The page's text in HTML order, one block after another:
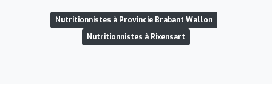
Nutritionnistes à Provincie Brabant Wallon
Nutritionnistes à Rixensart